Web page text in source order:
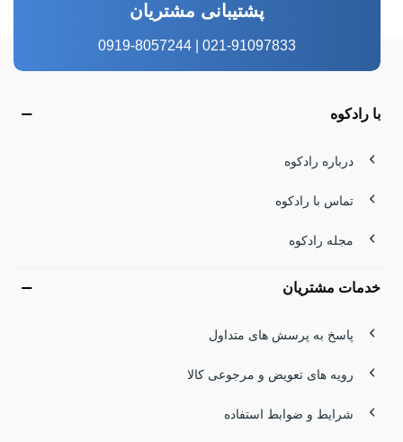
پشتیبانی مشتریان
021-91097833 | 0919-8057244
با رادکوه
درباره رادکوه
تماس با رادکوه
مجله رادکوه
خدمات مشتریان
پاسخ به پرسش های متداول
رویه های تعویض و مرجوعی کالا
شرایط و ضوابط استفاده